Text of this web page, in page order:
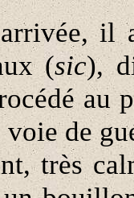
il a
(sic),
au
de